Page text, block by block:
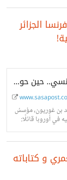
في الجزء الثاني
الجزائر
الهولوكست المنسي.. حين حولت فرنسا الجزائر إلى حقل للتجارب النووية الإسرائيلية! - ساسة بوست
دافيد بن غوريون، مؤسسُ
في أوروبا قائلًا:
بعلماء يهود
و كتاباته